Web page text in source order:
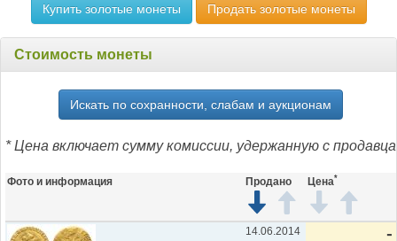
Купить золотые монеты Продать золотые монеты
Стоимость монеты
Искать по сохранности, слабам и аукционам
* Цена включает сумму комиссии, удержанную с продавца
Фото и информация Продано Цена*
14.06.2014 -